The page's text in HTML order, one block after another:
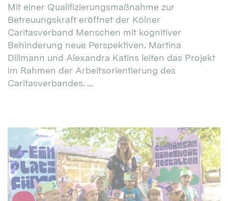
Mit einer Qualifizierungsmaßnahme zur
Betreuungskraft eröffnet der Kölner
Caritasverband Menschen mit kognitiver
Behinderung neue Perspektiven. Martina
Dillmann und Alexandra Katins leiten das Projekt
im Rahmen der Arbeitsorientierung des
Caritasverbandes. ...